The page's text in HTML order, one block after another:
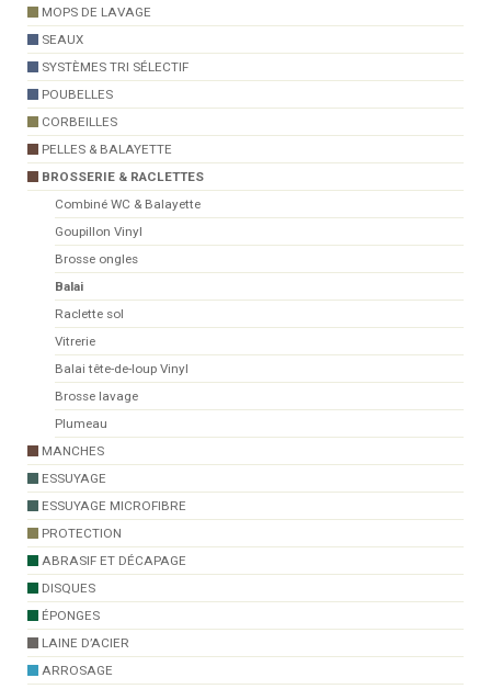
MOPS DE LAVAGE
SEAUX
SYSTÈMES TRI SÉLECTIF
POUBELLES
CORBEILLES
PELLES & BALAYETTE
BROSSERIE & RACLETTES
Combiné WC & Balayette
Goupillon Vinyl
Brosse ongles
Balai
Raclette sol
Vitrerie
Balai tête-de-loup Vinyl
Brosse lavage
Plumeau
MANCHES
ESSUYAGE
ESSUYAGE MICROFIBRE
PROTECTION
ABRASIF ET DÉCAPAGE
DISQUES
ÉPONGES
LAINE D’ACIER
ARROSAGE